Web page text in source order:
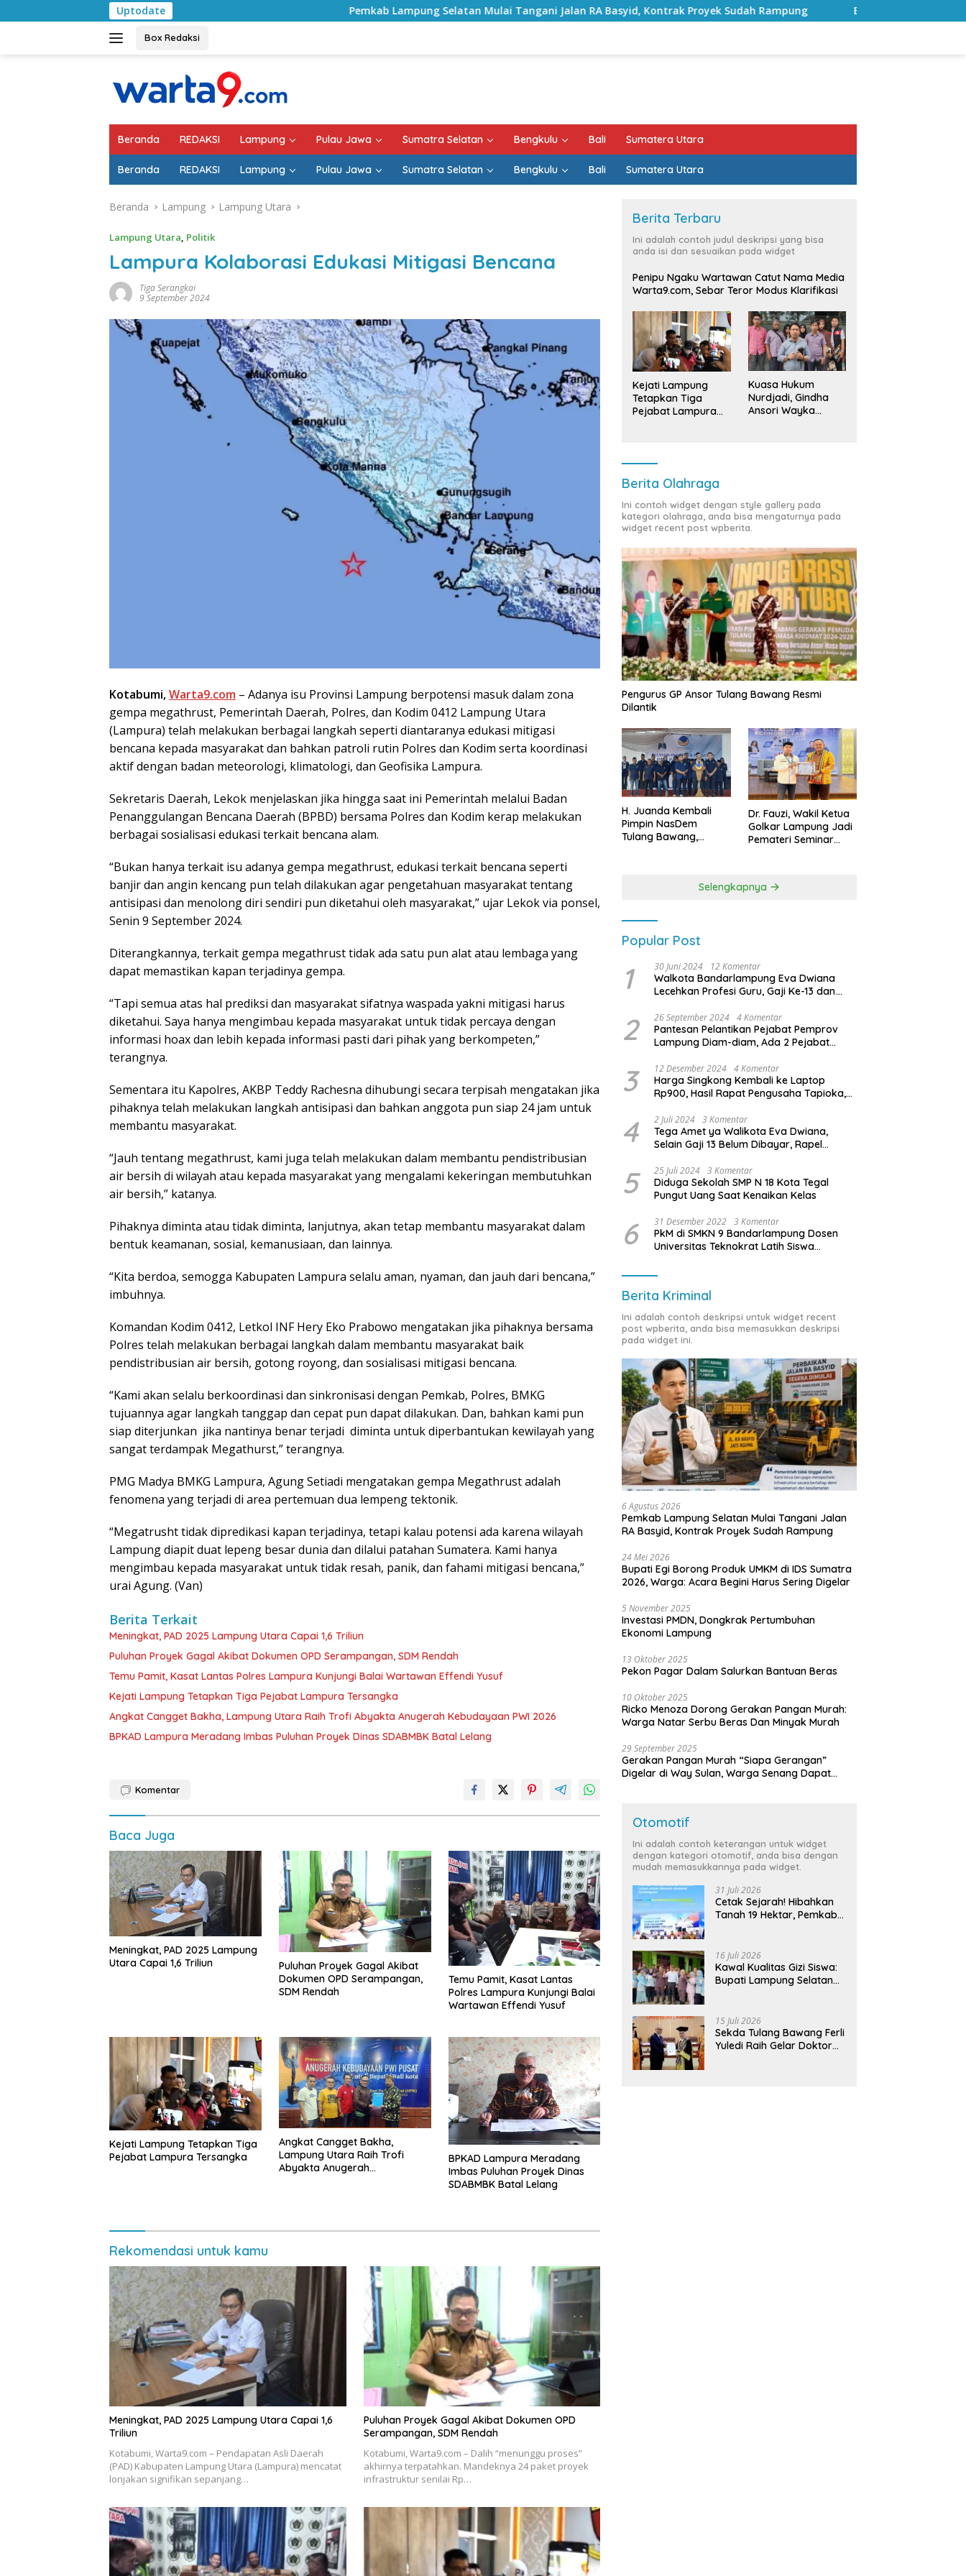
ke
Uptodate Pemkab Lampung Selatan Mulai Tangani Jalan RA Basyid, Kontrak Proyek Sudah Rampung Bulan Kemerdekaan, Bupati Lampung
Box Redaksi
Beranda REDAKSI Lampung Pulau Jawa Sumatra Selatan Bengkulu Bali Sumatera Utara
Beranda REDAKSI Lampung Pulau Jawa Sumatra Selatan Bengkulu Bali Sumatera Utara
Beranda Lampung Lampung Utara
Lampung Utara, Politik
Lampura Kolaborasi Edukasi Mitigasi Bencana
Tiga Serangkai
9 September 2024
Kotabumi,Warta9.com – Adanya isu Provinsi Lampung berpotensi masuk dalam zona
gempa megathrust, Pemerintah Daerah, Polres, dan Kodim 0412 Lampung Utara
(Lampura) telah melakukan berbagai langkah seperti diantaranya edukasi mitigasi
bencana kepada masyarakat dan bahkan patroli rutin Polres dan Kodim serta koordinasi
aktif dengan badan meteorologi, klimatologi, dan Geofisika Lampura.
Sekretaris Daerah, Lekok menjelaskan jika hingga saat ini Pemerintah melalui Badan
Penanggulangan Bencana Daerah (BPBD) bersama Polres dan Kodim kerap melakukan
berbagai sosialisasi edukasi terkait bencana alam.
“Bukan hanya terkait isu adanya gempa megathrust, edukasi terkait bencana seperti
banjir dan angin kencang pun telah dilakukan agar pengetahuan masyarakat tentang
antisipasi dan menolong diri sendiri pun diketahui oleh masyarakat,” ujar Lekok via ponsel,
Senin 9 September 2024.
Diterangkannya, terkait gempa megathrust tidak ada satu pun alat atau lembaga yang
dapat memastikan kapan terjadinya gempa.
“Tapi semua atas hal prediksi dan masyarakat sifatnya waspada yakni mitigasi harus
diketahui. Saya hanya mengimbau kepada masyarakat untuk tidak percaya dengan
informasi hoax dan lebih kepada informasi pasti dari pihak yang berkompeten,”
terangnya.
Sementara itu Kapolres, AKBP Teddy Rachesna dihubungi secara terpisah mengatakan jika
pihaknya telah melakukan langkah antisipasi dan bahkan anggota pun siap 24 jam untuk
membantu masyarakat.
“Jauh tentang megathrust, kami juga telah melakukan dalam membantu pendistribusian
air bersih di wilayah atau kepada masyarakat yang mengalami kekeringan membutuhkan
air bersih,” katanya.
Pihaknya diminta atau tidak diminta, lanjutnya, akan tetap membantu masyarakat dalam
bentuk keamanan, sosial, kemanusiaan, dan lainnya.
“Kita berdoa, semogga Kabupaten Lampura selalu aman, nyaman, dan jauh dari bencana,”
imbuhnya.
Komandan Kodim 0412, Letkol INF Hery Eko Prabowo mengatakan jika pihaknya bersama
Polres telah melakukan berbagai langkah dalam membantu masyarakat baik
pendistribusian air bersih, gotong royong, dan sosialisasi mitigasi bencana.
“Kami akan selalu berkoordinasi dan sinkronisasi dengan Pemkab, Polres, BMKG
tujuannya agar langkah tanggap dan cepat pun dapat dilakukan. Dan, bahkan kami pun
siap diterjunkan jika nantinya benar terjadi diminta untuk diperbantukan kewilayah yang
sangat terdampak Megathurst,” terangnya.
PMG Madya BMKG Lampura, Agung Setiadi mengatakan gempa Megathrust adalah
fenomena yang terjadi di area pertemuan dua lempeng tektonik.
“Megatrusht tidak dipredikasi kapan terjadinya, tetapi kalau potensi ada karena wilayah
Lampung diapit duat lepeng besar dunia dan dilalui patahan Sumatera. Kami hanya
mengimbau kepada masyarakat untuk tidak resah, panik, dan fahami mitigasi bencana,”
urai Agung. (Van)
Berita Terkait
Meningkat, PAD 2025 Lampung Utara Capai 1,6 Triliun
Puluhan Proyek Gagal Akibat Dokumen OPD Serampangan, SDM Rendah
Temu Pamit, Kasat Lantas Polres Lampura Kunjungi Balai Wartawan Effendi Yusuf
Kejati Lampung Tetapkan Tiga Pejabat Lampura Tersangka
Angkat Cangget Bakha, Lampung Utara Raih Trofi Abyakta Anugerah Kebudayaan PWI 2026
BPKAD Lampura Meradang Imbas Puluhan Proyek Dinas SDABMBK Batal Lelang
Komentar
Baca Juga
Meningkat, PAD 2025 Lampung
Utara Capai 1,6 Triliun
Puluhan Proyek Gagal Akibat
Dokumen OPD Serampangan,
SDM Rendah
Temu Pamit, Kasat Lantas
Polres Lampura Kunjungi Balai
Wartawan Effendi Yusuf
Kejati Lampung Tetapkan Tiga
Pejabat Lampura Tersangka
Angkat Cangget Bakha,
Lampung Utara Raih Trofi
Abyakta Anugerah
BPKAD Lampura Meradang
Imbas Puluhan Proyek Dinas
SDABMBK Batal Lelang
Rekomendasi untuk kamu
Meningkat, PAD 2025 Lampung Utara Capai 1,6
Triliun
Kotabumi, Warta9.com – Pendapatan Asli Daerah
(PAD) Kabupaten Lampung Utara (Lampura) mencatat
lonjakan signifikan sepanjang…
Puluhan Proyek Gagal Akibat Dokumen OPD
Serampangan, SDM Rendah
Kotabumi, Warta9.com – Dalih “menunggu proses”
akhirnya terpatahkan. Mandeknya 24 paket proyek
infrastruktur senilai Rp…
Berita Terbaru
Ini adalah contoh judul deskripsi yang bisa
anda isi dan sesuaikan pada widget
Penipu Ngaku Wartawan Catut Nama Media
Warta9.com, Sebar Teror Modus Klarifikasi
Kejati Lampung
Tetapkan Tiga
Pejabat Lampura
Kuasa Hukum
Nurdjadi, Gindha
Ansori Wayka
Berita Olahraga
Ini contoh widget dengan style gallery pada
kategori olahraga, anda bisa mengaturnya pada
widget recent post wpberita.
Pengurus GP Ansor Tulang Bawang Resmi
Dilantik
H. Juanda Kembali
Pimpin NasDem
Tulang Bawang,
Dr. Fauzi, Wakil Ketua
Golkar Lampung Jadi
Pemateri Seminar
Kebangsaan
Selengkapnya
Popular Post
1 30 Juni 2024 12 Komentar
Walkota Bandarlampung Eva Dwiana
Lecehkan Profesi Guru, Gaji Ke-13 dan
2 26 September 2024 4 Komentar
Pantesan Pelantikan Pejabat Pemprov
Lampung Diam-diam, Ada 2 Pejabat
3 12 Desember 2024 4 Komentar
Harga Singkong Kembali ke Laptop
Rp900, Hasil Rapat Pengusaha Tapioka,
Lampung
4 2 Juli 2024 3 Komentar
Tega Amet ya Walikota Eva Dwiana,
Selain Gaji 13 Belum Dibayar, Rapel
Dibayar
5 25 Juli 2024 3 Komentar
Diduga Sekolah SMP N 18 Kota Tegal
Pungut Uang Saat Kenaikan Kelas
6 31 Desember 2022 3 Komentar
PkM di SMKN 9 Bandarlampung Dosen
Universitas Teknokrat Latih Siswa
Berita Kriminal
Ini adalah contoh deskripsi untuk widget recent
post wpberita, anda bisa memasukkan deskripsi
pada widget ini.
6 Agustus 2026
Pemkab Lampung Selatan Mulai Tangani Jalan
RA Basyid, Kontrak Proyek Sudah Rampung
24 Mei 2026
Bupati Egi Borong Produk UMKM di IDS Sumatra
2026, Warga: Acara Begini Harus Sering Digelar
5 November 2025
Investasi PMDN, Dongkrak Pertumbuhan
Ekonomi Lampung
13 Oktober 2025
Pekon Pagar Dalam Salurkan Bantuan Beras
10 Oktober 2025
Ricko Menoza Dorong Gerakan Pangan Murah:
Warga Natar Serbu Beras Dan Minyak Murah
29 September 2025
Gerakan Pangan Murah “Siapa Gerangan”
Digelar di Way Sulan, Warga Senang Dapat
Otomotif
Ini adalah contoh keterangan untuk widget
dengan kategori otomotif, anda bisa dengan
mudah memasukkannya pada widget.
31 Juli 2026
Cetak Sejarah! Hibahkan
Tanah 19 Hektar, Pemkab
Terintegrasi Pertama di
Lampung
16 Juli 2026
Kawal Kualitas Gizi Siswa:
Bupati Lampung Selatan
Bergizi Gratis di Natar
15 Juli 2026
Sekda Tulang Bawang Ferli
Yuledi Raih Gelar Doktor